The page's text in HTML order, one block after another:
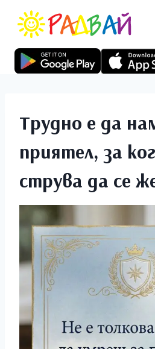
Трудно е да
приятел, за
струва да се